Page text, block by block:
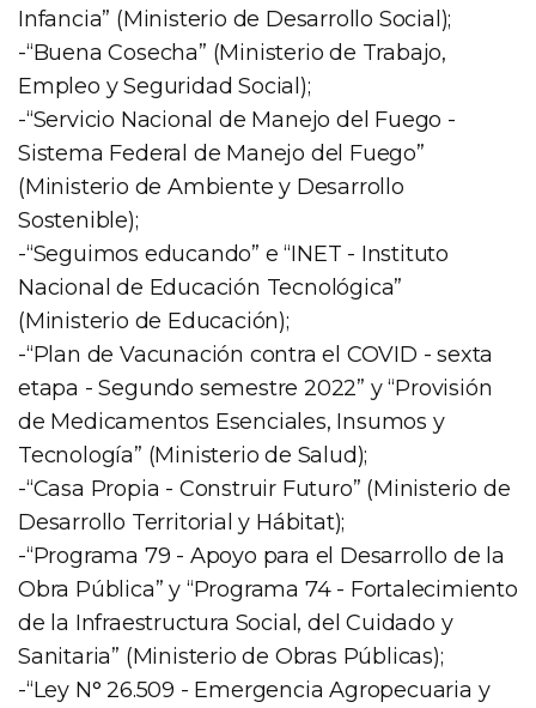
Infancia” (Ministerio de Desarrollo Social);
-“Buena Cosecha” (Ministerio de Trabajo,
Empleo y Seguridad Social);
-“Servicio Nacional de Manejo del Fuego -
Sistema Federal de Manejo del Fuego”
(Ministerio de Ambiente y Desarrollo
Sostenible);
-“Seguimos educando” e “INET - Instituto
Nacional de Educación Tecnológica”
(Ministerio de Educación);
-“Plan de Vacunación contra el COVID - sexta
etapa - Segundo semestre 2022” y “Provisión
de Medicamentos Esenciales, Insumos y
Tecnología” (Ministerio de Salud);
-“Casa Propia - Construir Futuro” (Ministerio de
Desarrollo Territorial y Hábitat);
-“Programa 79 - Apoyo para el Desarrollo de la
Obra Pública” y “Programa 74 - Fortalecimiento
de la Infraestructura Social, del Cuidado y
Sanitaria” (Ministerio de Obras Públicas);
-“Ley N° 26.509 - Emergencia Agropecuaria y